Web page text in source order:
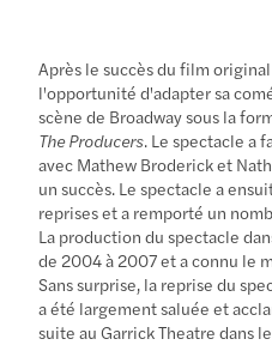
Après le succès du film
l'opportunité d'adapter sa
scène de Broadway sous la
The Producers. Le spectacle a
avec Mathew Broderick et
un succès. Le spectacle a
reprises et a remporté un
La production du spectacle
de 2004 à 2007 et a connu le
Sans surprise, la reprise du
a été largement saluée et
suite au Garrick Theatre dans